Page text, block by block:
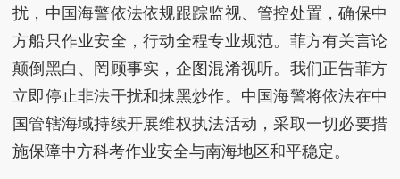
扰，中国海警依法依规跟踪监视、管控处置，确保中
方船只作业安全，行动全程专业规范。菲方有关言论
颠倒黑白、罔顾事实，企图混淆视听。我们正告菲方
立即停止非法干扰和抹黑炒作。中国海警将依法在中
国管辖海域持续开展维权执法活动，采取一切必要措
施保障中方科考作业安全与南海地区和平稳定。